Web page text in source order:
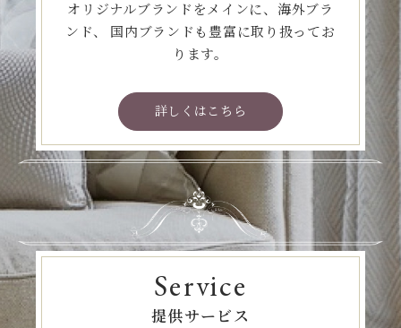
オリジナルブランドをメインに、海外ブラ
ンド、
国内ブランドも豊富に取り扱ってお
ります。
詳しくはこちら
Service
提供サービス